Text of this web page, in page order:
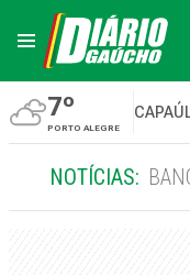
7º
PORTO ALEGRE
CAPA
NOTÍCIAS: